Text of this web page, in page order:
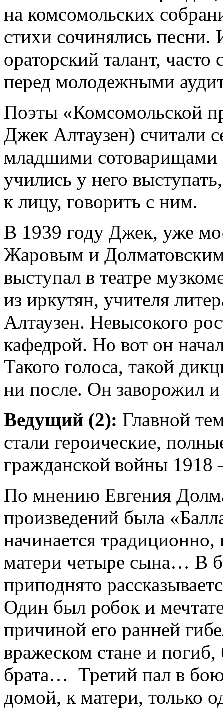
на комсомольских
стихи сочинялись
ораторский талант,
перед молодежными
Поэты «Комсомольской
Джек Алтаузен) считали
младшими
учились у него
к лицу, говорить с ним.
В 1939 году Джек, уже
Жаровым и
выступал в театре
из иркутян, учителя
Алтаузен. Невысокого
кафедрой. Но вот он
Такого голоса, такой
ни после. Он заворожил и
Ведущий (2): Главной
стали героические,
гражданской войны 1918
По мнению Евгения
произведений была
начинается
матери четыре сына… В
приподнято
Один был робок и
причиной его ранней
вражеском стане и
брата… Третий пал в
домой, к матери, только